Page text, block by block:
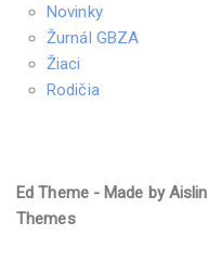
Novinky
Žurnál GBZA
Žiaci
Rodičia
Ed Theme - Made by Aislin
Themes